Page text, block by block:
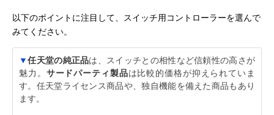
以下のポイントに注目して、スイッチ用コントローラーを選んで
みてください。
▼任天堂の純正品は、スイッチとの相性など信頼性の高さが
魅力。 サードパーティ製品は比較的価格が抑えられていま
す。任天堂ライセンス商品や、独自機能を備えた商品もあり
ます。